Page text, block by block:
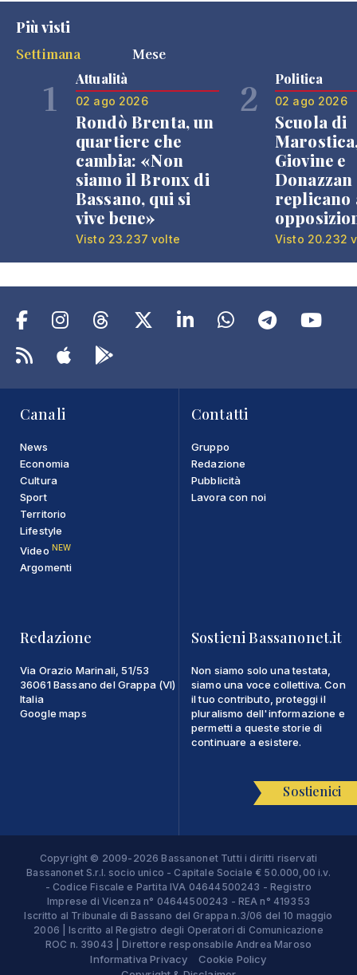
Più visti
Settimana
Mese
1 Attualità
02 ago 2026
Rondò Brenta, un
quartiere che
cambia: «Non
siamo il Bronx di
Bassano, qui si
vive bene»
Visto 23.237 volte
2 Politica
02 ago 2026
Scuola di
Giovine e
Donazzan
replicano
Visto 20.232
Canali
News
Economia
Cultura
Sport
Territorio
Lifestyle
Video NEW
Argomenti
Contatti
Gruppo
Redazione
Pubblicità
Lavora con noi
Redazione
Via Orazio Marinali, 51/53
36061 Bassano del Grappa (VI)
Italia
Google maps
Sostieni Bassanonet.it
Non siamo solo una testata,
siamo una voce collettiva. Con
il tuo contributo, proteggi il
pluralismo dell'informazione e
permetti a queste storie di
continuare a esistere.
Sostienici
Copyright © 2009-2026 Bassanonet Tutti i diritti riservati
Bassanonet S.r.l. socio unico - Capitale Sociale € 50.000,00 i.v.
- Codice Fiscale e Partita IVA 04644500243 - Registro
Imprese di Vicenza n° 04644500243 - REA n° 419353
Iscritto al Tribunale di Bassano del Grappa n.3/06 del 10 maggio
2006 | Iscritto al Registro degli Operatori di Comunicazione
ROC n. 39043 | Direttore responsabile Andrea Maroso
Informativa Privacy
Cookie Policy